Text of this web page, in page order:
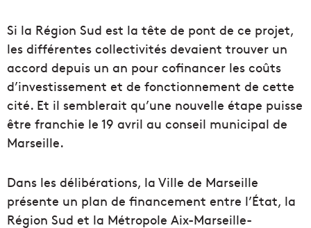
Si la Région Sud est la tête de pont de ce projet,
les différentes collectivités devaient trouver un
accord depuis un an pour cofinancer les coûts
d’investissement et de fonctionnement de cette
cité. Et il semblerait qu’une nouvelle étape puisse
être franchie le 19 avril au conseil municipal de
Marseille.
Dans les délibérations, la Ville de Marseille
présente un plan de financement entre l’État, la
Région Sud et la Métropole Aix-Marseille-